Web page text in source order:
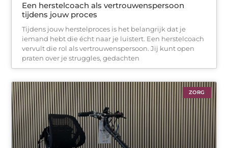
Een herstelcoach als vertrouwenspersoon
tijdens jouw proces
Tijdens jouw herstelproces is het belangrijk dat je
iemand hebt die écht naar je luistert. Een herstelcoach
vervult die rol als vertrouwenspersoon. Jij kunt open
praten over je struggles, gedachten
ZORG